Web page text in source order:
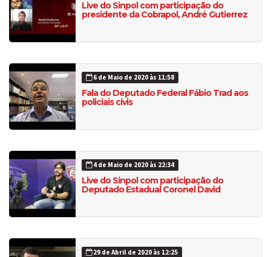
Live do Sinpol com participação do
presidente da Cobrapol, André Gutierrez
6 de Maio de 2020 às 11:58
Fala do Deputado Federal Fábio Trad aos
policiais civis
4 de Maio de 2020 às 22:34
Live do Sinpol com participação do
Deputado Estadual Coronel David
29 de Abril de 2020 às 12:25